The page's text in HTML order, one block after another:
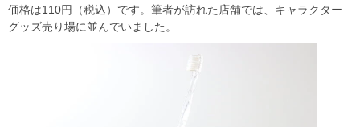
価格は110円（税込）です。筆者が訪れた店舗では、キャラクター
グッズ売り場に並んでいました。